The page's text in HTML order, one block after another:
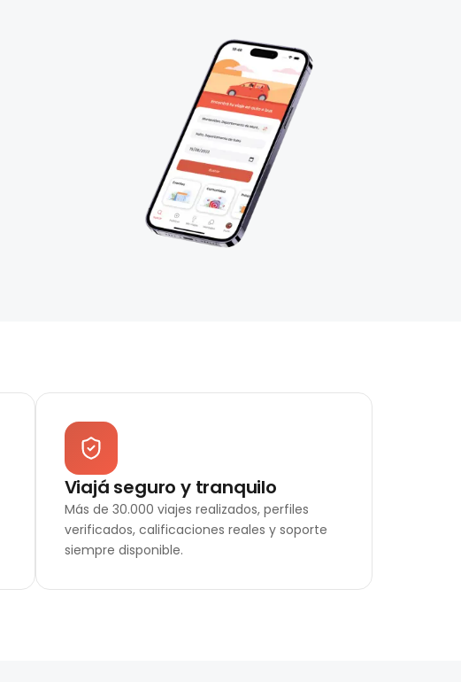
Viajá seguro y tranquilo
Más de 30.000 viajes realizados, perfiles
verificados, calificaciones reales y soporte
siempre disponible.